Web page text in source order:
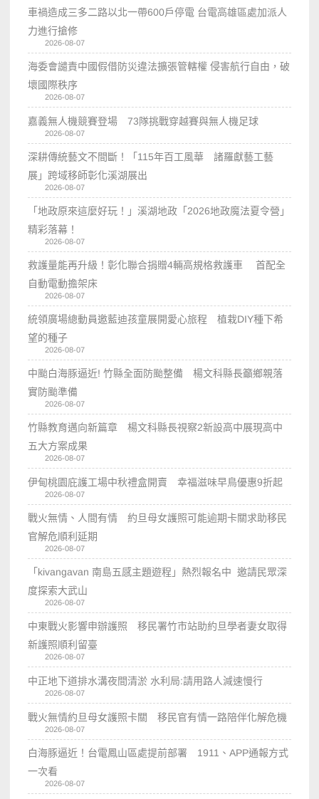
車禍造成三多二路以北一帶600戶停電 台電高雄區處加派人
力進行搶修
2026-08-07
海委會譴責中國假借防災違法擴張管轄權 侵害航行自由，破
壞國際秩序
2026-08-07
嘉義無人機競賽登場 73隊挑戰穿越賽與無人機足球
2026-08-07
深耕傳統藝文不間斷！「115年百工風華 諸羅獻藝工藝
展」跨域移師彰化溪湖展出
2026-08-07
「地政原來這麼好玩！」溪湖地政「2026地政魔法夏令營」
精彩落幕！
2026-08-07
救護量能再升級！彰化聯合捐贈4輛高規格救護車 首配全
自動電動擔架床
2026-08-07
統領廣場總動員邀藍迪孩童展開愛心旅程 植栽DIY種下希
望的種子
2026-08-07
中颱白海豚逼近! 竹縣全面防颱整備 楊文科縣長籲鄉親落
實防颱準備
2026-08-07
竹縣教育邁向新篇章 楊文科縣長視察2新設高中展現高中
五大方案成果
2026-08-07
伊甸桃園庇護工場中秋禮盒開賣 幸福滋味早鳥優惠9折起
2026-08-07
戰火無情、人間有情 約旦母女護照可能逾期卡關求助移民
官解危順利延期
2026-08-07
「kivangavan 南島五感主題遊程」熱烈報名中 邀請民眾深
度探索大武山
2026-08-07
中東戰火影響申辦護照 移民署竹市站助約旦學者妻女取得
新護照順利留臺
2026-08-07
中正地下道排水溝夜間清淤 水利局:請用路人減速慢行
2026-08-07
戰火無情約旦母女護照卡關 移民官有情一路陪伴化解危機
2026-08-07
白海豚逼近！台電鳳山區處提前部署 1911、APP通報方式
一次看
2026-08-07